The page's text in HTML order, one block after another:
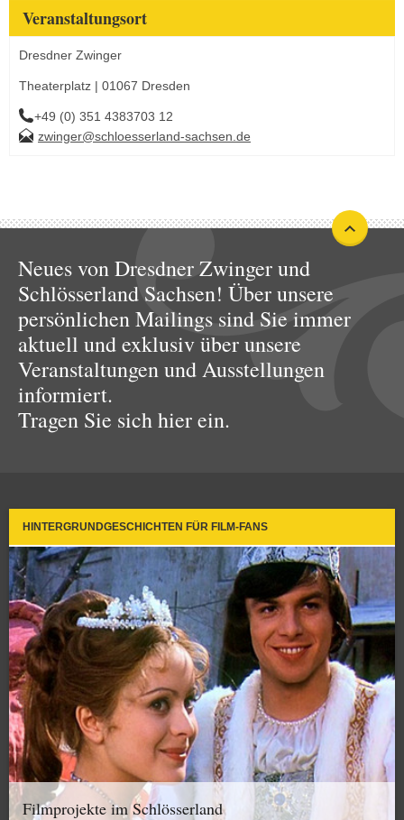
Veranstaltungsort
Dresdner Zwinger
Theaterplatz | 01067 Dresden
+49 (0) 351 4383703 12
zwinger@schloesserland-sachsen.de
Neues von Dresdner Zwinger und
Schlösserland Sachsen! Über unsere
persönlichen Mailings sind Sie immer
aktuell und exklusiv über unsere
Veranstaltungen und Ausstellungen
informiert.
Tragen Sie sich hier ein.
HINTERGRUNDGESCHICHTEN FÜR FILM-FANS
Filmprojekte im Schlösserland